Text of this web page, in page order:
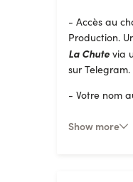
- Accès au
Production.
La Chute via
sur Telegram.
- Votre nom
- Une
Show more